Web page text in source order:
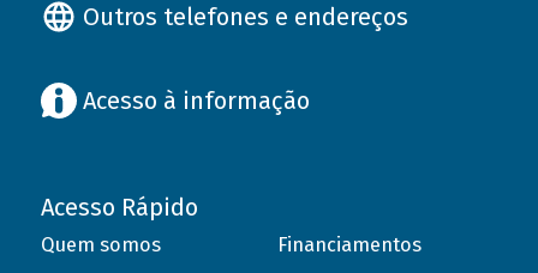
Outros telefones e endereços
Acesso à informação
Acesso Rápido
Quem somos
Financiamentos